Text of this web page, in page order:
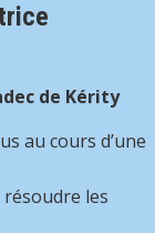
de Kérity
au cours d’une
les